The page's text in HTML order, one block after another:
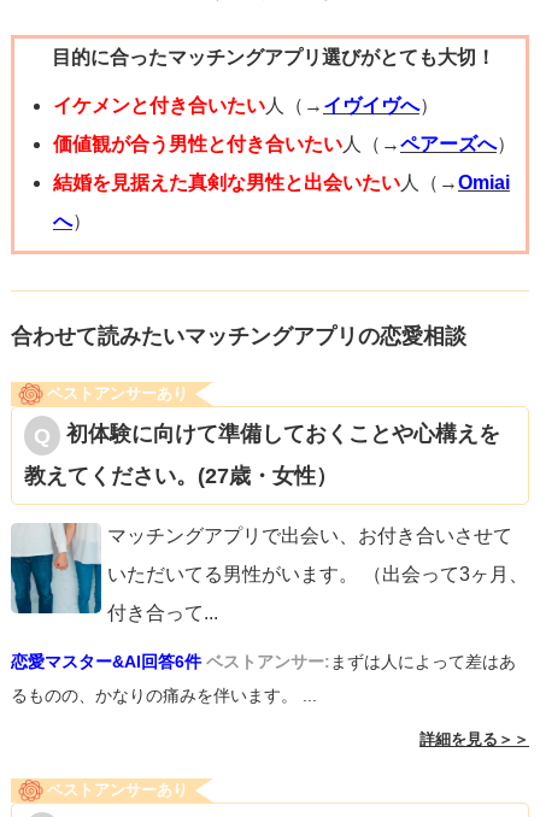
このあなたの信念を彼に伝え、理解してもらいましょう。
ここであーだこーだと駄々をこねたり、
2人の関係の悪化を仄めかすような発言、あなたを非難する
ようなことを言うのであれば
その彼はあなたには相応しくないので距離を置いて、反省
してもらう・別れるなり対応しましょう。
てください。
参考になれば幸いです。
目的に合ったマッチングアプリ選びがとても大切！
イケメンと付き合いたい人（→ イヴイヴへ）
価値観が合う男性と付き合いたい人（→ペアーズへ）
結婚を見据えた真剣な男性と出会いたい人（→Omiai
へ）
合わせて読みたいマッチングアプリの恋愛相談
ベストアンサーあり
初体験に向けて準備しておくことや心構えを
教えてください。(27歳・女性）
マッチングアプリで出会い、お付き合いさせて
いただいてる男性がいます。 （出会って3ヶ月、
付き合って...
恋愛マスター&AI回答6件 ベストアンサー:まずは人によって差はあ
るものの、かなりの痛みを伴います。 ...
詳細を見る＞＞
ベストアンサーあり